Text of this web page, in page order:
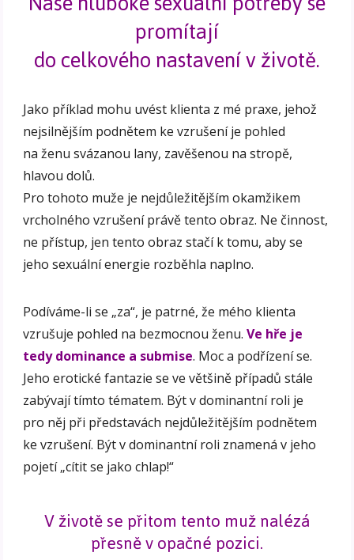
promítají
do celkového nastavení v životě.
Jako příklad mohu uvést klienta z mé praxe, jehož
nejsilnějším podnětem ke vzrušení je pohled
na ženu svázanou lany, zavěšenou na stropě,
hlavou dolů.
Pro tohoto muže je nejdůležitějším okamžikem
vrcholného vzrušení právě tento obraz. Ne činnost,
ne přístup, jen tento obraz stačí k tomu, aby se
jeho sexuální energie rozběhla naplno.
Podíváme-li se „za“, je patrné, že mého klienta
vzrušuje pohled na bezmocnou ženu.Ve hře je
tedy dominance a submise. Moc a podřízení se.
Jeho erotické fantazie se ve většině případů stále
zabývají tímto tématem. Být v dominantní roli je
pro něj při představách nejdůležitějším podnětem
ke vzrušení. Být v dominantní roli znamená v jeho
pojetí „cítit se jako chlap!“
V životě se přitom tento muž nalézá
přesně v opačné pozici.